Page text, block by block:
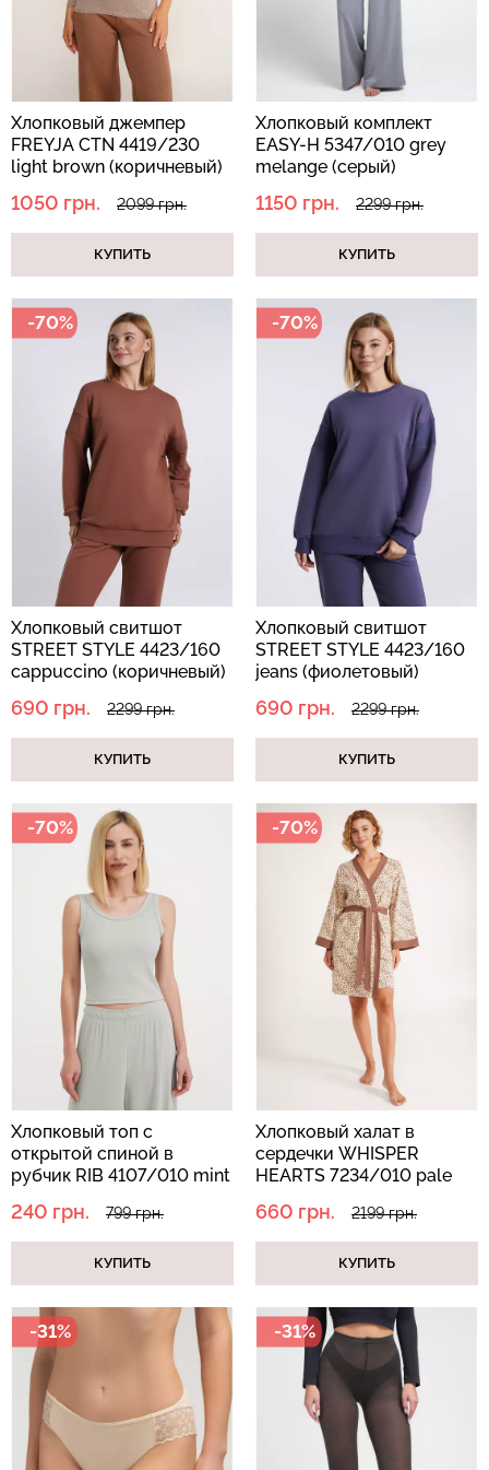
Хлопковый джемпер
FREYJA CTN 4419/230
light brown (коричневый)
1050 грн. 2099 грн.
КУПИТЬ
Хлопковый комплект
EASY-H 5347/010 grey
melange (серый)
1150 грн. 2299 грн.
КУПИТЬ
-70%
Хлопковый свитшот
STREET STYLE 4423/160
cappuccino (коричневый)
690 грн. 2299 грн.
КУПИТЬ
-70%
Хлопковый свитшот
STREET STYLE 4423/160
jeans (фиолетовый)
690 грн. 2299 грн.
КУПИТЬ
-70%
Хлопковый топ с
открытой спиной в
рубчик RIB 4107/010 mint
240 грн. 799 грн.
КУПИТЬ
-70%
Хлопковый халат в
сердечки WHISPER
HEARTS 7234/010 pale
(желтый)
660 грн. 2199 грн.
КУПИТЬ
-31% -31%